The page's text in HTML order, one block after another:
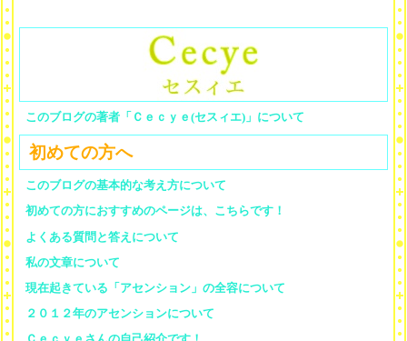
このブログの著者「Ｃｅｃｙｅ(セスィエ)」について
初めての方へ
このブログの基本的な考え方について
初めての方におすすめのページは、こちらです！
よくある質問と答えについて
私の文章について
現在起きている「アセンション」の全容について
２０１２年のアセンションについて